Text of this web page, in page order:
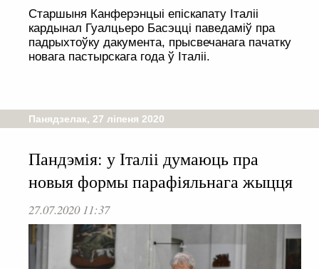
Старшыня Канферэнцыі епіскапату Італіі
кардынал Гуалцьеро Басэцці паведаміў пра
падрыхтоўку дакумента, прысвечанага пачатку
новага пастырскага года ў Італіі.
Панядзелак, 27 ліпеня 2020
Пандэмія: у Італіі думаюць пра
новыя формы парафіяльнага жыцця
27.07.2020 11:37